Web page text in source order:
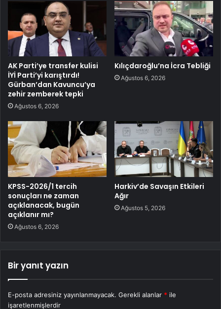
AK Parti’ye transfer kulisi
İYİ Parti’yi karıştırdı!
Gürban’dan Kavuncu’ya
zehir zemberek tepki
Ağustos 6, 2026
Kılıçdaroğlu’na İcra Tebliği
Ağustos 6, 2026
KPSS-2026/1 tercih
sonuçları ne zaman
açıklanacak, bugün
açıklanır mı?
Ağustos 6, 2026
Harkiv’de Savaşın Etkileri
Ağır
Ağustos 5, 2026
Bir yanıt yazın
E-posta adresiniz yayınlanmayacak. Gerekli alanlar * ile
işaretlenmişlerdir